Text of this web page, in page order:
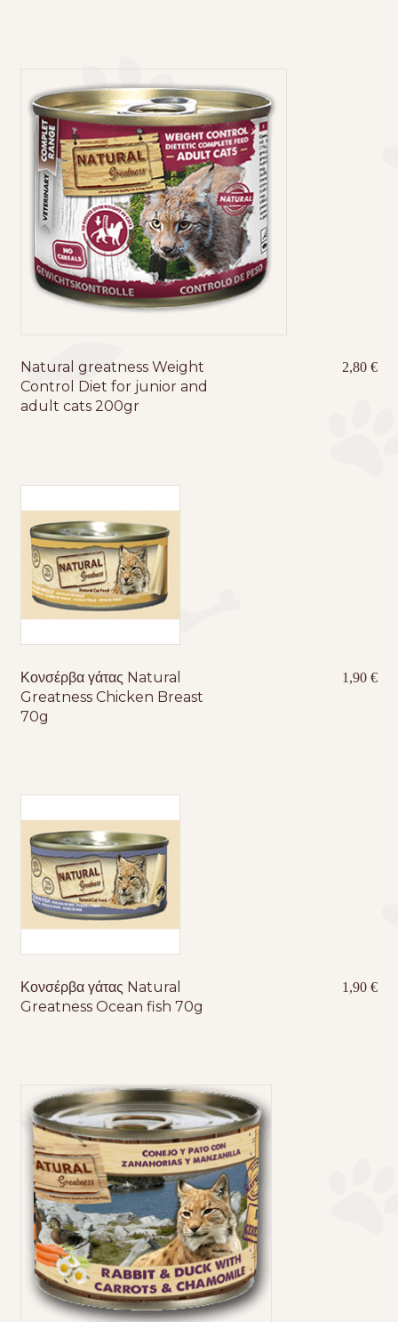
Natural greatness Weight
Control Diet for junior and
adult cats 200gr
2,80€
Κονσέρβα γάτας Natural
Greatness Chicken Breast
70g
1,90€
Κονσέρβα γάτας Natural
Greatness Ocean fish 70g
1,90€